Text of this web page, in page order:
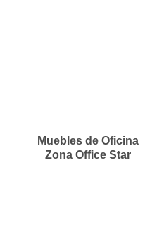
Muebles de Oficina
Zona Office Star